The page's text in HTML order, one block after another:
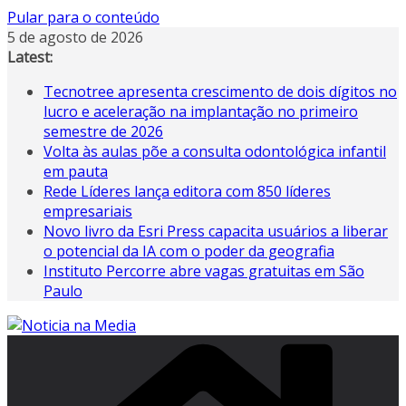
Pular para o conteúdo
5 de agosto de 2026
Latest:
Tecnotree apresenta crescimento de dois dígitos no
lucro e aceleração na implantação no primeiro
semestre de 2026
Volta às aulas põe a consulta odontológica infantil
em pauta
Rede Líderes lança editora com 850 líderes
empresariais
Novo livro da Esri Press capacita usuários a liberar
o potencial da IA ​​com o poder da geografia
Instituto Percorre abre vagas gratuitas em São
Paulo